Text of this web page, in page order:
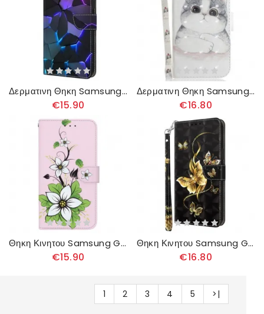
Δερματινη Θηκη Samsung Galaxy A16 5g Μπλε Μοτίβο
€15.90
Δερματινη Θηκη Samsung Galaxy A16 5g Χαριτωμένη Γάτα Με Λουράκι Σιλικόνης
€16.80
Θηκη Κινητου Samsung Galaxy A16 5g Μοτίβο Κρίνου
€15.90
Θηκη Κινητου Samsung Galaxy A16 5g Θήκες Κινητών Χρυσές Πεταλούδες Με Λουράκι
€16.80
1 2 3 4 5 >|